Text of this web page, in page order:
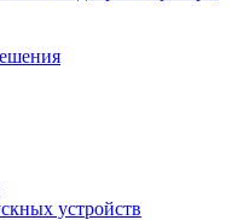
устройств